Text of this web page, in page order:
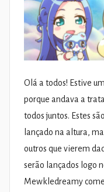
Olá a todos! Estive
porque andava a
todos juntos. Estes
lançado na altura,
outros que vierem
serão lançados logo
Mewkledreamy